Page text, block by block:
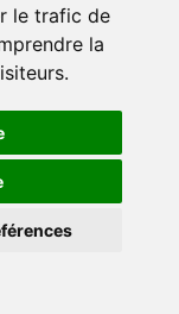
le trafic de
la